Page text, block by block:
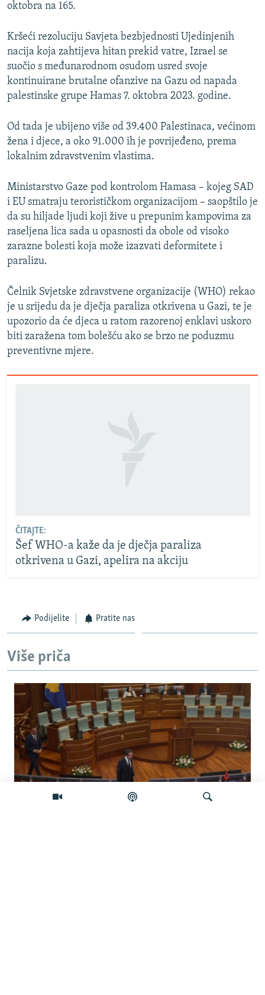
oktobra na 165.
Kršeći rezoluciju Savjeta bezbjednosti Ujedinjenih
nacija koja zahtijeva hitan prekid vatre, Izrael se
suočio s međunarodnom osudom usred svoje
kontinuirane brutalne ofanzive na Gazu od napada
palestinske grupe Hamas 7. oktobra 2023. godine.
Od tada je ubijeno više od 39.400 Palestinaca, većinom
žena i djece, a oko 91.000 ih je povrijeđeno, prema
lokalnim zdravstvenim vlastima.
Ministarstvo Gaze pod kontrolom Hamasa – kojeg SAD
i EU smatraju terorističkom organizacijom – saopštilo je
da su hiljade ljudi koji žive u prepunim kampovima za
raseljena lica sada u opasnosti da obole od visoko
zarazne bolesti koja može izazvati deformitete i
paralizu.
Čelnik Svjetske zdravstvene organizacije (WHO) rekao
je u srijedu da je dječja paraliza otkrivena u Gazi, te je
upozorio da će djeca u ratom razorenoj enklavi uskoro
biti zaražena tom bolešću ako se brzo ne poduzmu
preventivne mjere.
ČITAJTE:
Šef WHO-a kaže da je dječja paraliza
otkrivena u Gazi, apelira na akciju
Podijelite Pratite nas
Više priča